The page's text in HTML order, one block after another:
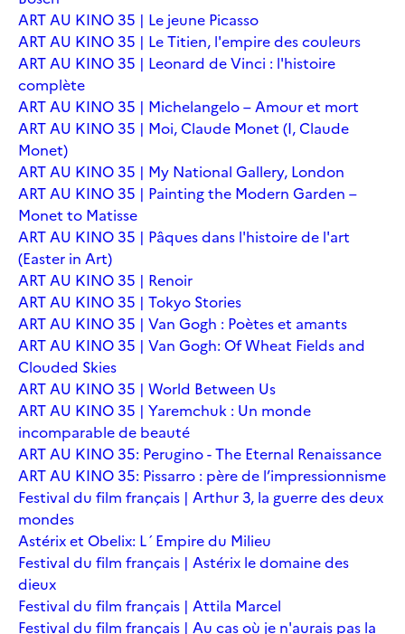
ART AU KINO 35 | Le jeune Picasso
ART AU KINO 35 | Le Titien, l'empire des couleurs
ART AU KINO 35 | Leonard de Vinci : l'histoire
complète
ART AU KINO 35 | Michelangelo – Amour et mort
ART AU KINO 35 | Moi, Claude Monet (I, Claude
Monet)
ART AU KINO 35 | My National Gallery, London
ART AU KINO 35 | Painting the Modern Garden –
Monet to Matisse
ART AU KINO 35 | Pâques dans l'histoire de l'art
(Easter in Art)
ART AU KINO 35 | Renoir
ART AU KINO 35 | Tokyo Stories
ART AU KINO 35 | Van Gogh : Poètes et amants
ART AU KINO 35 | Van Gogh: Of Wheat Fields and
Clouded Skies
ART AU KINO 35 | World Between Us
ART AU KINO 35 | Yaremchuk : Un monde
incomparable de beauté
ART AU KINO 35: Perugino - The Eternal Renaissance
ART AU KINO 35: Pissarro : père de l’impressionnisme
Festival du film français | Arthur 3, la guerre des deux
mondes
Astérix et Obelix: L´Empire du Milieu
Festival du film français | Astérix le domaine des
dieux
Festival du film français | Attila Marcel
Festival du film français | Au cas où je n'aurais pas la